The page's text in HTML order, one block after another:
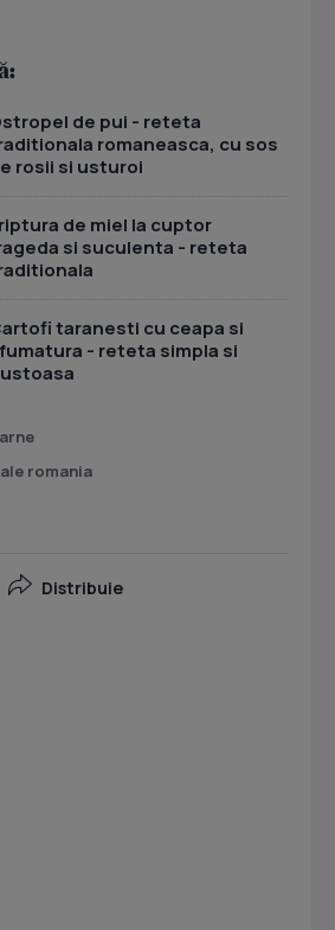
de pui - reteta
romaneasca, cu sos
rosii si usturoi
de miel la cuptor
si suculenta - reteta
taranesti cu ceapa si
- reteta simpla si
romania
Distribuie